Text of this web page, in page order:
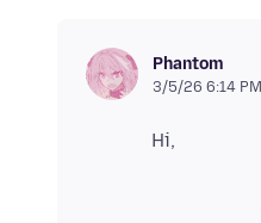
Phantom
3/5/26 6:14 PM